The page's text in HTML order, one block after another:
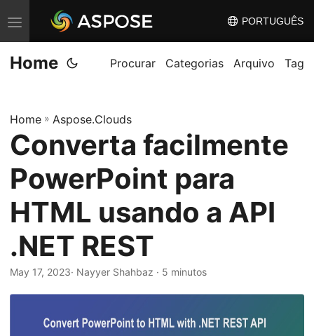
A
l
t
n
a
n
a
v
e
g
a
ç
PORTUGUÊS
Home Procurar Categorias Arquivo Tag
Home » Aspose.Clouds
Converta facilmente
PowerPoint para
HTML usando a API
.NET REST
May 17, 2023· Nayyer Shahbaz · 5 minutos